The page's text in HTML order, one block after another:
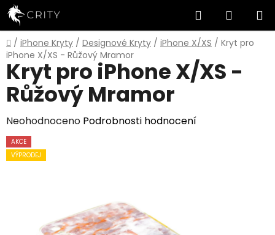
Přejít
na
obsah
Hledat
KOŠÍK
Domů
/ iPhone Kryty / Designové Kryty / iPhone X/XS / Kryt pro
iPhone X/XS - Růžový Mramor
Kryt pro iPhone X/XS -
Růžový Mramor
Průměrné
hodnocení
produktu
Neohodnoceno Podrobnosti hodnocení
AKCE
VÝPRODEJ